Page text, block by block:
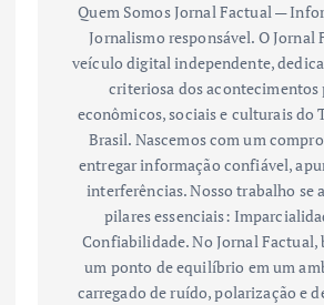
Quem Somos Jornal Factual —
Jornalismo responsável. O Jornal
veículo digital independente,
criteriosa dos
econômicos, sociais e culturais do
Brasil. Nascemos com um
entregar informação confiável,
interferências. Nosso trabalho se
pilares essenciais:
Confiabilidade. No Jornal Factual,
um ponto de equilíbrio em um
carregado de ruído, polarização e